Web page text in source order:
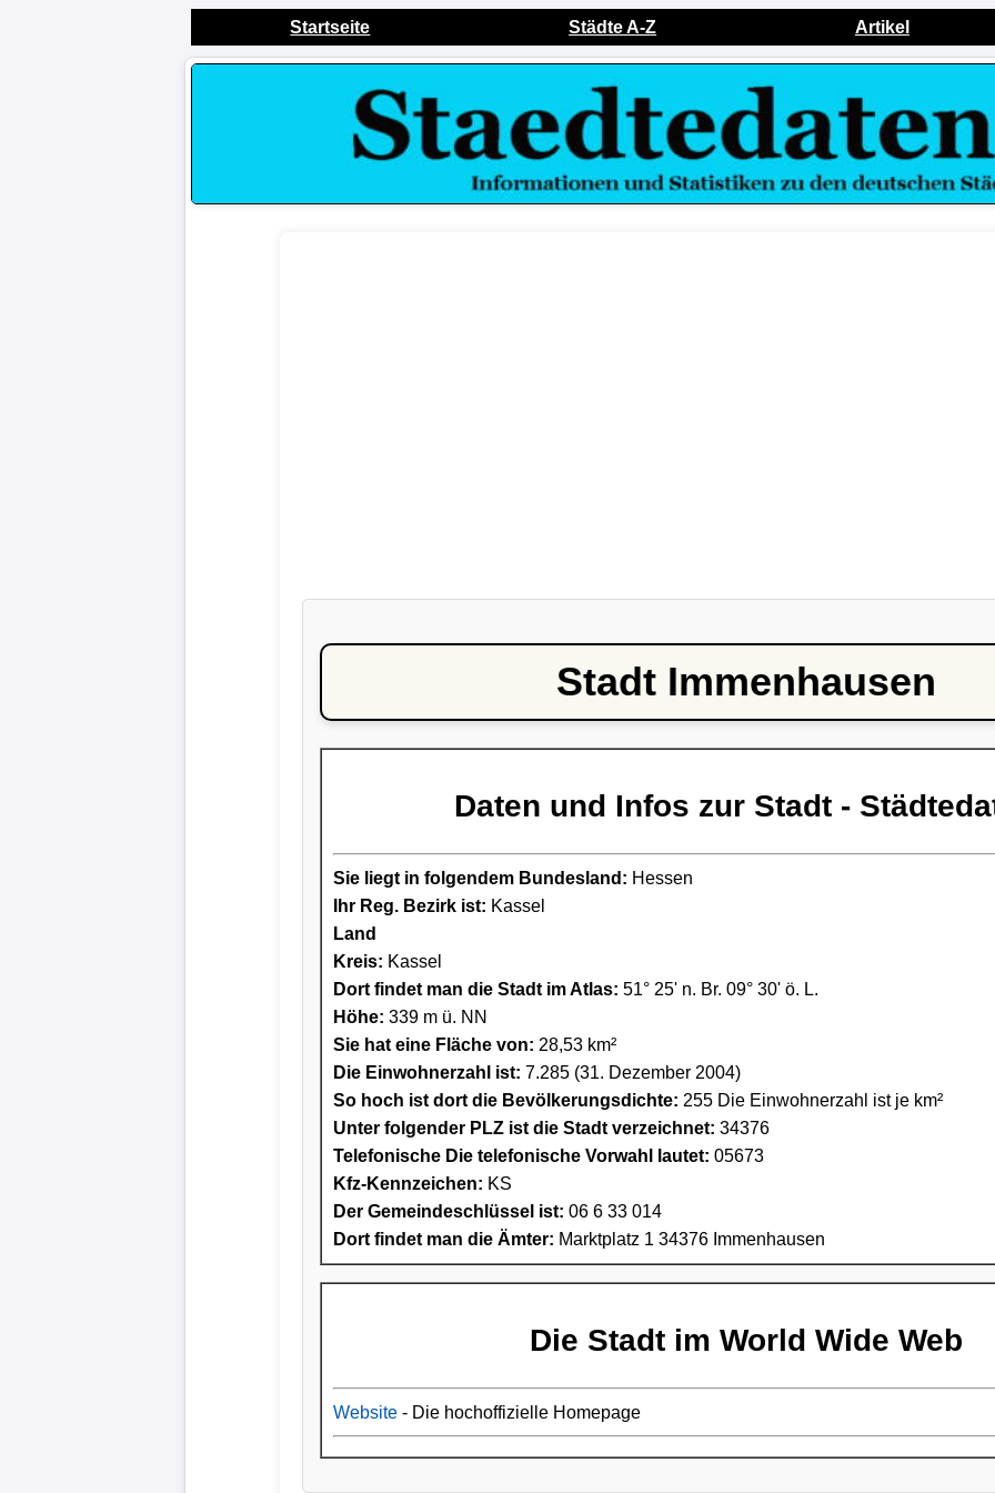
Startseite Städte A-Z Artikel
Stadt Immenhausen
Daten und Infos zur Stadt -
Sie liegt in folgendem Bundesland: Hessen
Ihr Reg. Bezirk ist: Kassel
Land
Kreis: Kassel
Dort findet man die Stadt im Atlas: 51° 25' n. Br. 09° 30' ö. L.
Höhe: 339 m ü. NN
Sie hat eine Fläche von: 28,53 km²
Die Einwohnerzahl ist: 7.285 (31. Dezember 2004)
So hoch ist dort die Bevölkerungsdichte: 255 Die Einwohnerzahl ist je km²
Unter folgender PLZ ist die Stadt verzeichnet: 34376
Telefonische Die telefonische Vorwahl lautet: 05673
Kfz-Kennzeichen: KS
Der Gemeindeschlüssel ist: 06 6 33 014
Dort findet man die Ämter: Marktplatz 1 34376 Immenhausen
Die Stadt im World Wide Web
Website - Die hochoffizielle Homepage